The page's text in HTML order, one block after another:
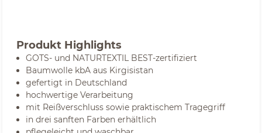
Produkt Highlights
GOTS- und NATURTEXTIL BEST-zertifiziert
Baumwolle kbA aus Kirgisistan
gefertigt in Deutschland
hochwertige Verarbeitung
mit Reißverschluss sowie praktischem Tragegriff
in drei sanften Farben erhältlich